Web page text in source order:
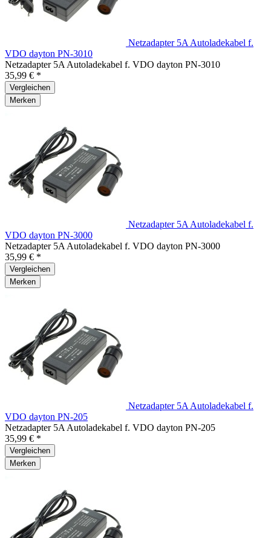
Netzadapter 5A Autoladekabel f.
VDO dayton PN-3010
Netzadapter 5A Autoladekabel f. VDO dayton PN-3010
35,99 € *
Vergleichen
Merken
Netzadapter 5A Autoladekabel f.
VDO dayton PN-3000
Netzadapter 5A Autoladekabel f. VDO dayton PN-3000
35,99 € *
Vergleichen
Merken
Netzadapter 5A Autoladekabel f.
VDO dayton PN-205
Netzadapter 5A Autoladekabel f. VDO dayton PN-205
35,99 € *
Vergleichen
Merken